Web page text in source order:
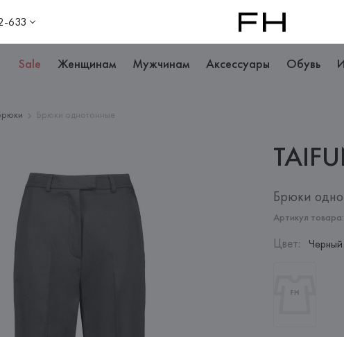
633
Sale Женщинам Мужчинам Аксессуары Обувь
Брюки однотонные
Брюки
Артикул товара:
Цвет: Черный